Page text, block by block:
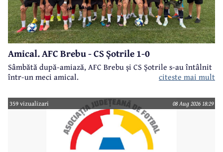
Amical. AFC Brebu - CS Șotrile 1-0
Sâmbătă după-amiază, AFC Brebu și CS Șotrile s-au întâlnit
într-un meci amical.
citeste mai mult
359 vizualizari 08 Aug 2026 18:29